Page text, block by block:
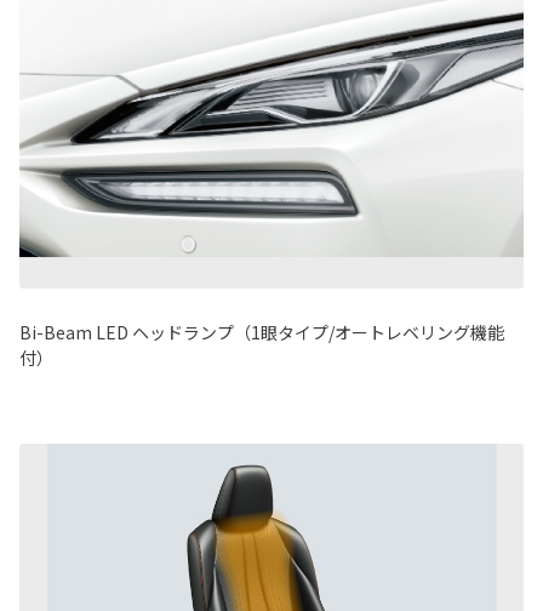
Bi-Beam LED ヘッドランプ（1眼タイプ/オートレベリング機能
付）